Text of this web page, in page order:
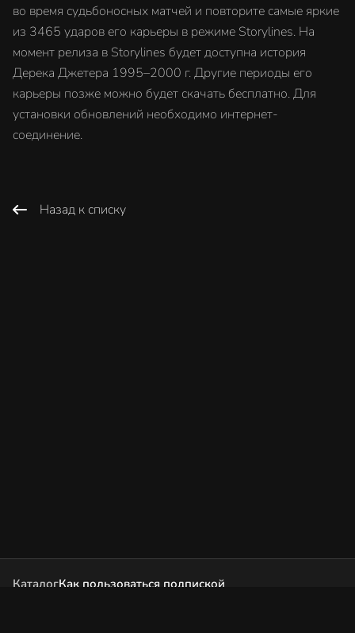
во время судьбоносных матчей и повторите самые яркие
из 3465 ударов его карьеры в режиме Storylines. На
момент релиза в Storylines будет доступна история
Дерека Джетера 1995–2000 г. Другие периоды его
карьеры позже можно будет скачать бесплатно. Для
установки обновлений необходимо интернет-
соединение.
Назад к списку
КаталогКак пользоваться подпиской